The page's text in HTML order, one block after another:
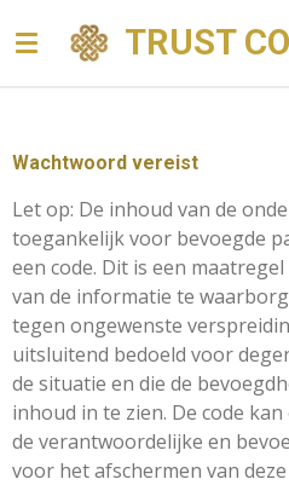
direct
TRUST
Wachtwoord vereist
Let op: De inhoud van de
toegankelijk voor bevoegde
een code. Dit is een
van de informatie te
tegen ongewenste
uitsluitend bedoeld voor
de situatie en die de
inhoud in te zien. De code
de verantwoordelijke en
voor het afschermen van